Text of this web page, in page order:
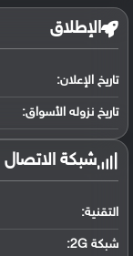
الإطلاق
تاريخ الإعلان:
تاريخ نزوله الأسواق:
شبكة الاتصال
التقنية:
شبكة 2G: